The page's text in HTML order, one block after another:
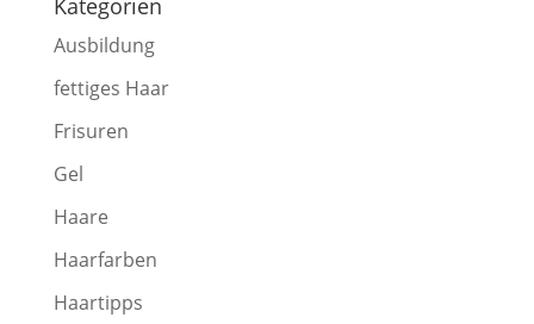
Kategorien
Ausbildung
fettiges Haar
Frisuren
Gel
Haare
Haarfarben
Haartipps